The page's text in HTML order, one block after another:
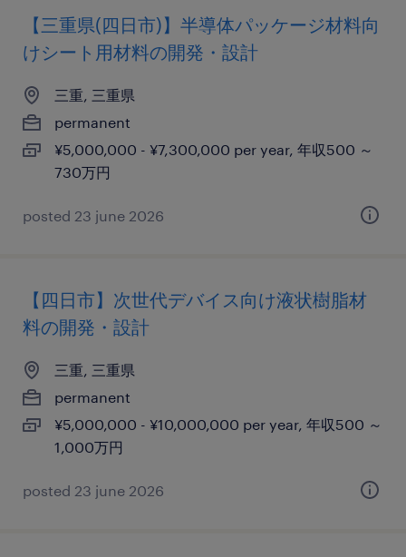
【三重県(四日市)】半導体パッケージ材料向
けシート用材料の開発・設計
三重, 三重県
permanent
¥5,000,000 - ¥7,300,000 per year, 年収500 ～
730万円
posted 23 june 2026
【四日市】次世代デバイス向け液状樹脂材
料の開発・設計
三重, 三重県
permanent
¥5,000,000 - ¥10,000,000 per year, 年収500 ～
1,000万円
posted 23 june 2026